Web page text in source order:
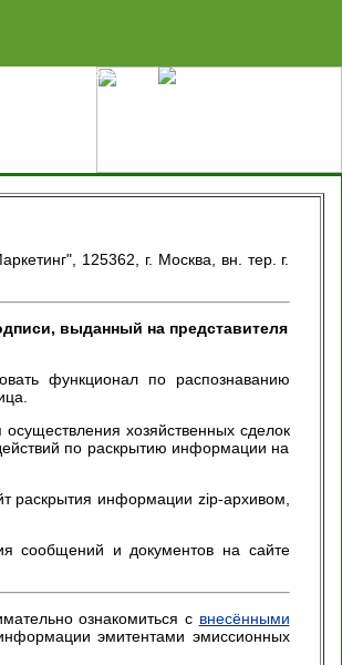
Добавить в избранное
125362, г. Москва, вн. тер. г.
выданный на представителя
функционал по распознаванию
хозяйственных сделок
по раскрытию информации на
раскрытия информации zip-архивом,
сообщений и документов на сайте
ознакомиться с внесёнными
эмитентами эмиссионных